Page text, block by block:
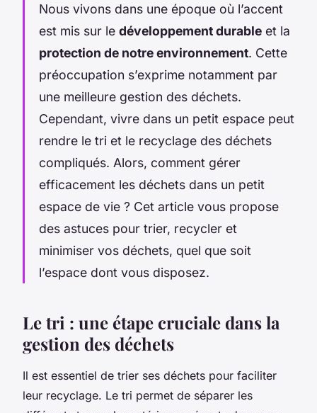
Nous vivons dans une époque où l’accent
est mis sur le développement durable et la
protection de notre environnement. Cette
préoccupation s’exprime notamment par
une meilleure gestion des déchets.
Cependant, vivre dans un petit espace peut
rendre le tri et le recyclage des déchets
compliqués. Alors, comment gérer
efficacement les déchets dans un petit
espace de vie ? Cet article vous propose
des astuces pour trier, recycler et
minimiser vos déchets, quel que soit
l’espace dont vous disposez.
Le tri : une étape cruciale dans la
gestion des déchets
Il est essentiel de trier ses déchets pour faciliter
leur recyclage. Le tri permet de séparer les